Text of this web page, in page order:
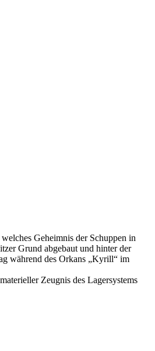
Geheimnis der Schuppen in
Grund abgebaut und hinter der
während des Orkans „Kyrill“ im
Zeugnis des Lagersystems